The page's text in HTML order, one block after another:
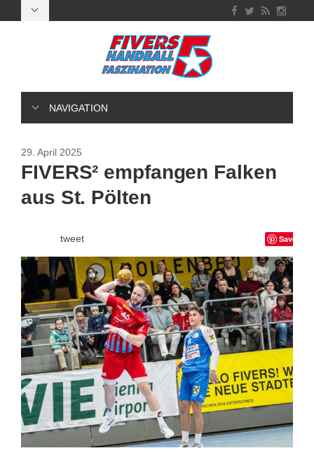
NAVIGATION
29. April 2025
FIVERS² empfangen Falken
aus St. Pölten
tweet Save